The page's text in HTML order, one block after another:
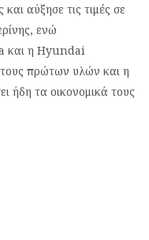
αύξησε τις τιμές σε
ενώ
και η Hyundai
πρώτων υλών και η
ήδη τα οικονομικά τους